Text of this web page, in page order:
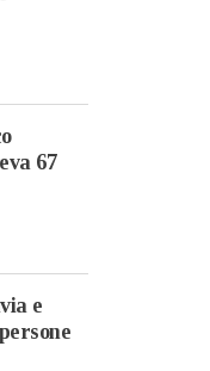
67
e